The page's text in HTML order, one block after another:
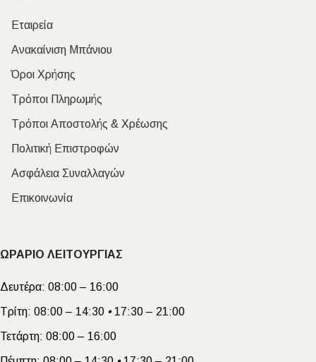
Εταιρεία
Ανακαίνιση Μπάνιου
Όροι Χρήσης
Τρόποι Πληρωμής
Τρόποι Αποστολής & Χρέωσης
Πολιτική Επιστροφών
Ασφάλεια Συναλλαγών
Επικοινωνία
ΩΡΑΡΙΟ ΛΕΙΤΟΥΡΓΙΑΣ
Δευτέρα: 08:00 – 16:00
Τρίτη: 08:00 – 14:30 •17:30 – 21:00
Τετάρτη: 08:00 – 16:00